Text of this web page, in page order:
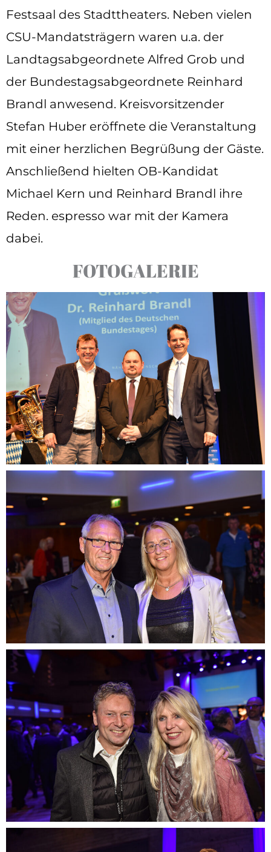
Festsaal des Stadttheaters. Neben vielen
CSU-Mandatsträgern waren u.a. der
Landtagsabgeordnete Alfred Grob und
der Bundestagsabgeordnete Reinhard
Brandl anwesend. Kreisvorsitzender
Stefan Huber eröffnete die Veranstaltung
mit einer herzlichen Begrüßung der Gäste.
Anschließend hielten OB-Kandidat
Michael Kern und Reinhard Brandl ihre
Reden. espresso war mit der Kamera
dabei.
FOTOGALERIE